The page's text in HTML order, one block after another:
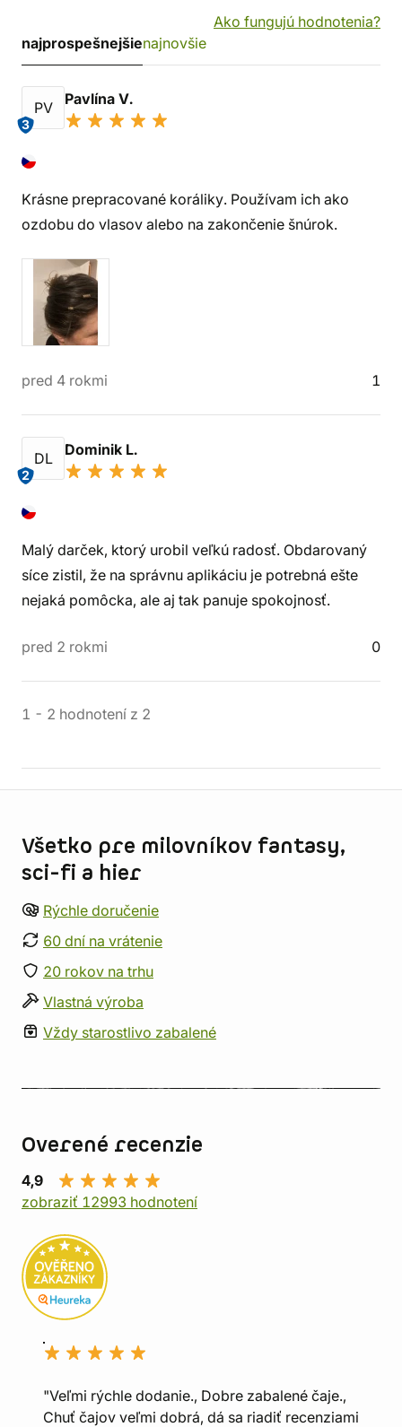
Ako fungujú hodnotenia?
najprospešnejšienajnovšie
PV
3
Pavlína V.
Krásne prepracované koráliky. Používam ich ako
ozdobu do vlasov alebo na zakončenie šnúrok.
pred 4 rokmi 1
DL
2
Dominik L.
Malý darček, ktorý urobil veľkú radosť. Obdarovaný
síce zistil, že na správnu aplikáciu je potrebná ešte
nejaká pomôcka, ale aj tak panuje spokojnosť.
pred 2 rokmi 0
1 - 2 hodnotení z 2
Všetko pre milovníkov fantasy,
sci-fi a hier
Rýchle doručenie
60 dní na vrátenie
20 rokov na trhu
Vlastná výroba
Vždy starostlivo zabalené
Overené recenzie
4,9
zobraziť 12993 hodnotení
"Veľmi rýchle dodanie., Dobre zabalené čaje.,
Chuť čajov veľmi dobrá, dá sa riadiť recenziami